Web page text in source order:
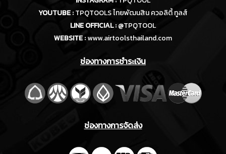
YOUTUBE :TPQTOOLS ไทยพัฒนสิน ควอลิตี้ ทูลส์
LINE OFFICIAL :@TPQTOOL
WEBSITE :www.airtoolsthailand.com
ช่องทางการชำระเงิน
ช่องทางการจัดส่ง